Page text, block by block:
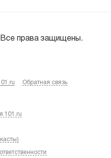
права защищены.
Обратная связь
101.ru